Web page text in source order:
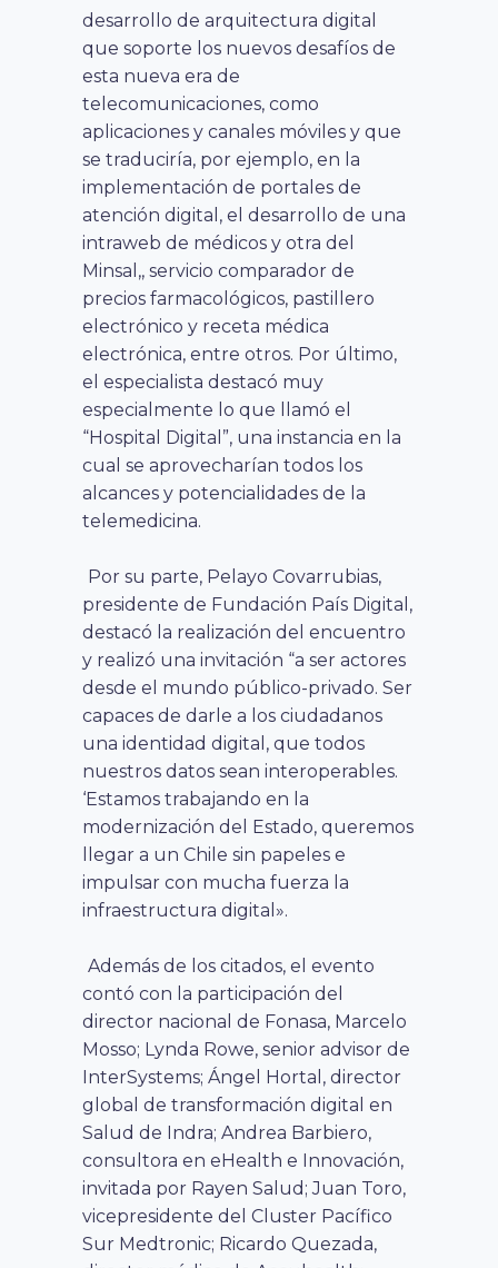
desarrollo de arquitectura digital
que soporte los nuevos desafíos de
esta nueva era de
telecomunicaciones, como
aplicaciones y canales móviles y que
se traduciría, por ejemplo, en la
implementación de portales de
atención digital, el desarrollo de una
intraweb de médicos y otra del
Minsal,, servicio comparador de
precios farmacológicos, pastillero
electrónico y receta médica
electrónica, entre otros. Por último,
el especialista destacó muy
especialmente lo que llamó el
“Hospital Digital”, una instancia en la
cual se aprovecharían todos los
alcances y potencialidades de la
telemedicina.
Por su parte, Pelayo Covarrubias,
presidente de Fundación País Digital,
destacó la realización del encuentro
y realizó una invitación “a ser actores
desde el mundo público-privado. Ser
capaces de darle a los ciudadanos
una identidad digital, que todos
nuestros datos sean interoperables.
‘Estamos trabajando en la
modernización del Estado, queremos
llegar a un Chile sin papeles e
impulsar con mucha fuerza la
infraestructura digital».
Además de los citados, el evento
contó con la participación del
director nacional de Fonasa, Marcelo
Mosso; Lynda Rowe, senior advisor de
InterSystems; Ángel Hortal, director
global de transformación digital en
Salud de Indra; Andrea Barbiero,
consultora en eHealth e Innovación,
invitada por Rayen Salud; Juan Toro,
vicepresidente del Cluster Pacífico
Sur Medtronic; Ricardo Quezada,